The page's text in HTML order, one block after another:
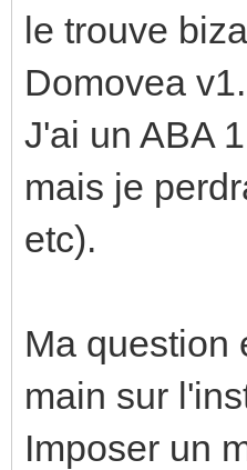
le trouve
Domovea v1.
J'ai un ABA
mais je
etc).
Ma question
main sur
Imposer un